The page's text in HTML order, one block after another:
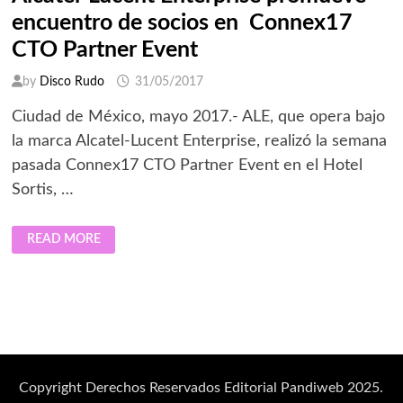
encuentro de socios en Connex17
CTO Partner Event
by Disco Rudo 31/05/2017
Ciudad de México, mayo 2017.- ALE, que opera bajo
la marca Alcatel-Lucent Enterprise, realizó la semana
pasada Connex17 CTO Partner Event en el Hotel
Sortis, …
ALCATEL-
LUCENT
ENTERPRISE
PARTNER
READ MORE
Copyright Derechos Reservados Editorial Pandiweb 2025.